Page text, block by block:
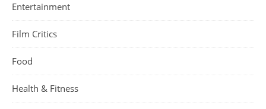
Entertainment
Film Critics
Food
Health & Fitness